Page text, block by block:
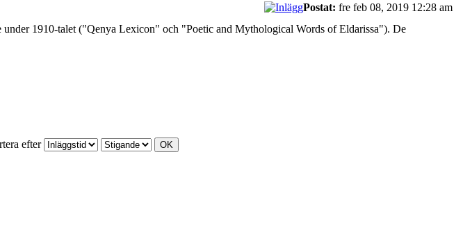
Postat: fre feb 08, 2019 12:28 am
1910-talet ("Qenya Lexicon" och "Poetic and Mythological Words of Eldarissa"). De
efter